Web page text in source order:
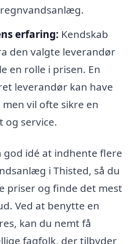
erfaring: Kendskab
den valgte leverandør
en rolle i prisen. En
leverandør kan have
vil ofte sikre en
og service.
god idé at indhente flere
i Thisted, så du
priser og finde det mest
Ved at benytte en
kan du nemt få
fagfolk, der tilbyder